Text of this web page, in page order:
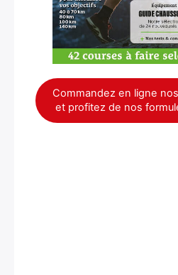
Commandez en ligne
et profitez de nos